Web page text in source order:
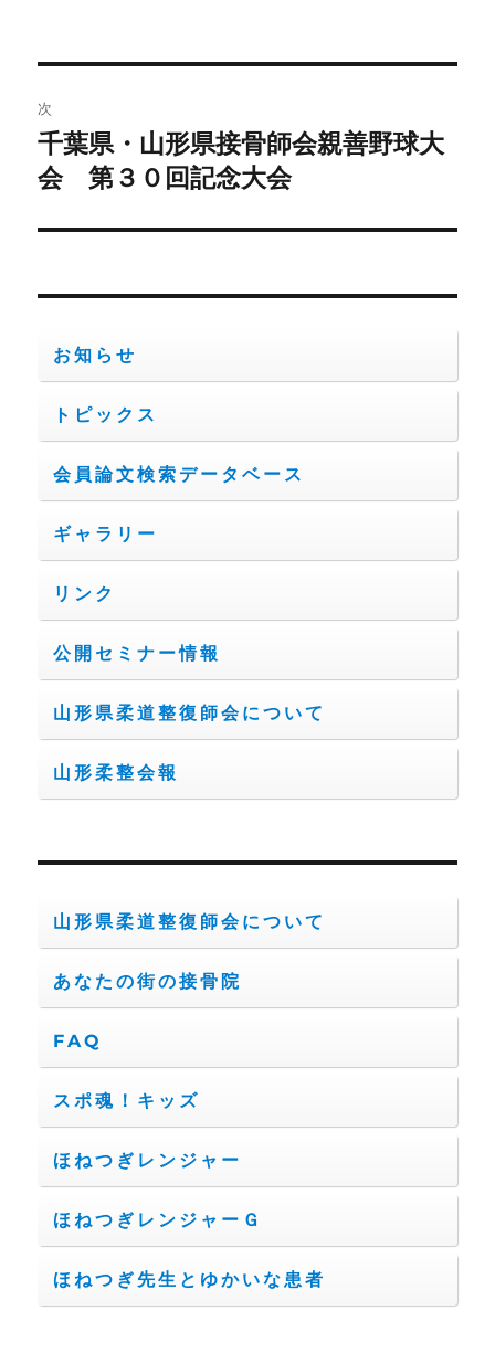
稿
ナ
ビ
シ
ョ
ン
次
次
の
稿:
千葉県・山形県接骨師会親善野球大
会 第３０回記念大会
お知らせ
トピックス
会員論文検索データベース
ギャラリー
リンク
公開セミナー情報
山形県柔道整復師会について
山形柔整会報
山形県柔道整復師会について
あなたの街の接骨院
FAQ
スポ魂！キッズ
ほねつぎレンジャー
ほねつぎレンジャーＧ
ほねつぎ先生とゆかいな患者